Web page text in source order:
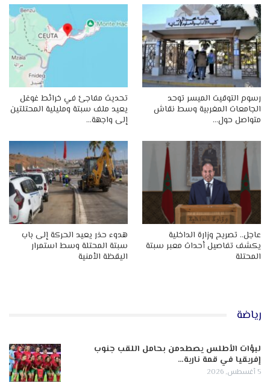
رسوم التوقيت الميسر توحد
الجامعات المغربية وسط نقاش
متواصل حول…
تحديث مفاجئ في خرائط غوغل
يعيد ملف سبتة ومليلية المحتلتين
إلى واجهة…
عاجل.. تصريح وزارة الداخلية
يكشف تفاصيل أحداث معبر سبتة
المحتلة
هدوء حذر يعيد الحركة إلى باب
سبتة المحتلة وسط استمرار
اليقظة الأمنية
رياضة
لبؤات الأطلس يصطدمن بحامل اللقب جنوب
إفريقيا في قمة نارية…
5 أغسطس, 2026